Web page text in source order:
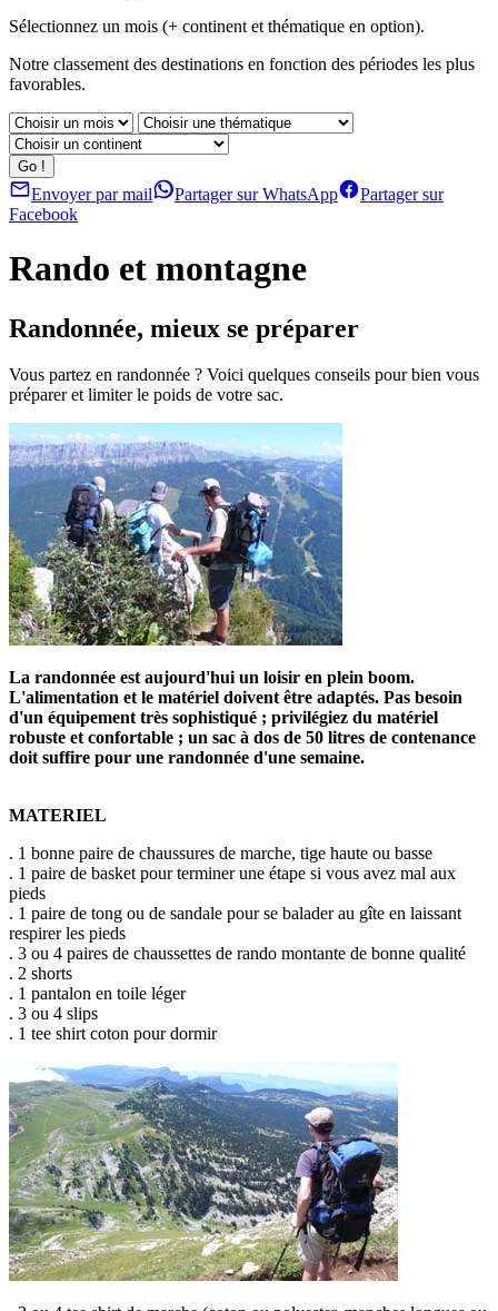
Sélectionnez un mois (+ continent et thématique en option).
Notre classement des destinations en fonction des périodes les plus
favorables.
Envoyer par mail Partager sur WhatsApp
Partager sur
Facebook
Rando et montagne
Randonnée, mieux se préparer
Vous partez en randonnée ? Voici quelques conseils pour bien vous
préparer et limiter le poids de votre sac.
La randonnée est aujourd'hui un loisir en plein boom.
L'alimentation et le matériel doivent être adaptés. Pas besoin
d'un équipement très sophistiqué ; privilégiez du matériel
robuste et confortable ; un sac à dos de 50 litres de contenance
doit suffire pour une randonnée d'une semaine.
MATERIEL
. 1 bonne paire de chaussures de marche, tige haute ou basse
. 1 paire de basket pour terminer une étape si vous avez mal aux
pieds
. 1 paire de tong ou de sandale pour se balader au gîte en laissant
respirer les pieds
. 3 ou 4 paires de chaussettes de rando montante de bonne qualité
. 2 shorts
. 1 pantalon en toile léger
. 3 ou 4 slips
. 1 tee shirt coton pour dormir